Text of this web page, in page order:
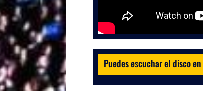
Puedes escuchar el disco en